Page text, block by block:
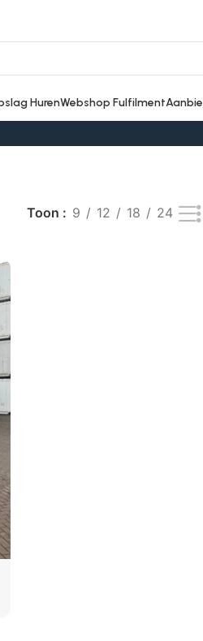
HurenWebshop Fulfilment
Toon 9 12 18 24